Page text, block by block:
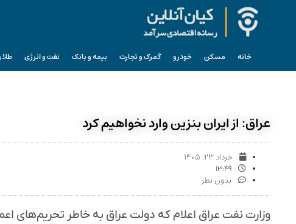
خانه مسکن خودرو گمرک و تجارت بیمه و بانک نفت و انرژی طلا
عراق: از ایران بنزین وارد نخواهیم کرد
خرداد ۲۳, ۱۴۰۵
۱۳:۴۹
بدون نظر
وزارت نفت عراق اعلام که دولت عراق به خاطر تحریم‌های